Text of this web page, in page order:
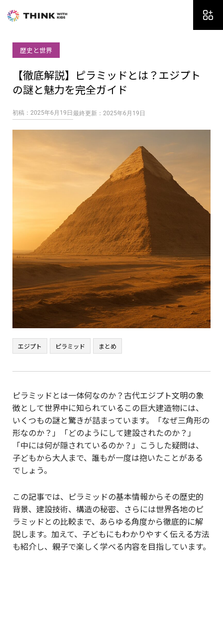
歴史と世界
【徹底解説】ピラミッドとは？エジプト
の謎と魅力を完全ガイド
初稿：2025年6月19日 最終更新：2025年6月19日
エジプト ピラミッド まとめ
ピラミッドとは一体何なのか？古代エジプト文明の象
徴として世界中に知られているこの巨大建造物には、
いくつもの謎と驚きが詰まっています。「なぜ三角形の
形なのか？」「どのようにして建設されたのか？」
「中には何が隠されているのか？」こうした疑問は、
子どもから大人まで、誰もが一度は抱いたことがある
でしょう。
この記事では、ピラミッドの基本情報からその歴史的
背景、建設技術、構造の秘密、さらには世界各地のピ
ラミッドとの比較まで、あらゆる角度から徹底的に解
説します。加えて、子どもにもわかりやすく伝える方法
も紹介し、親子で楽しく学べる内容を目指しています。